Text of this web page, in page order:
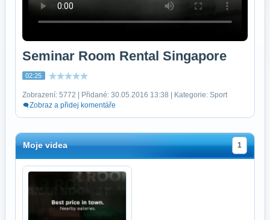
Seminar Room Rental Singapore
02:25
Zobrazení: 5772 | Přidané: 30.05.2016 13:38 | Kategorie: Sport
Zobraz a přidej komentáře
Moje videa 1